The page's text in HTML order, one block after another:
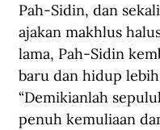
Pah-Sidin, dan
ajakan makhlus
lama, Pah-Sidin
baru dan hidup
“Demikianlah
penuh kemuliaan